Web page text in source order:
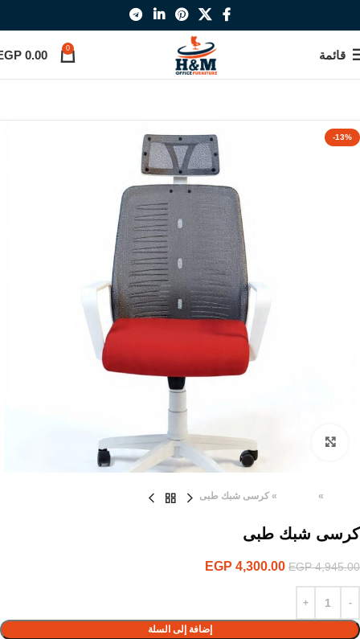
قائمة 0
0.00
-13%
Click to enlarge
»
» كرسى شبك طبى
كرسى شبك طبى
EGP4,945.00
EGP 4,300.00
إضافة إلى السلة